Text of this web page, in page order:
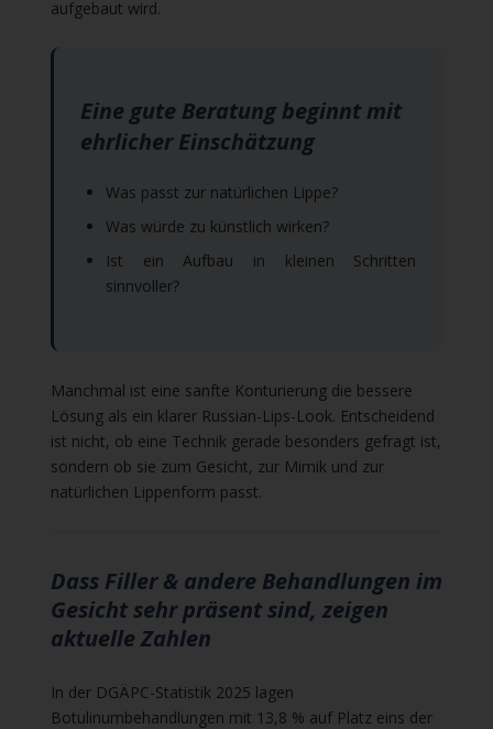
aufgebaut wird.
Eine gute Beratung beginnt mit
ehrlicher Einschätzung
Was passt zur natürlichen Lippe?
Was würde zu künstlich wirken?
Ist ein Aufbau in kleinen Schritten
sinnvoller?
Manchmal ist eine sanfte Konturierung die bessere
Lösung als ein klarer Russian-Lips-Look. Entscheidend
ist nicht, ob eine Technik gerade besonders gefragt ist,
sondern ob sie zum Gesicht, zur Mimik und zur
natürlichen Lippenform passt.
Dass Filler & andere Behandlungen im
Gesicht sehr präsent sind, zeigen
aktuelle Zahlen
In der DGÄPC-Statistik 2025 lagen
Botulinumbehandlungen mit 13,8 % auf Platz eins der